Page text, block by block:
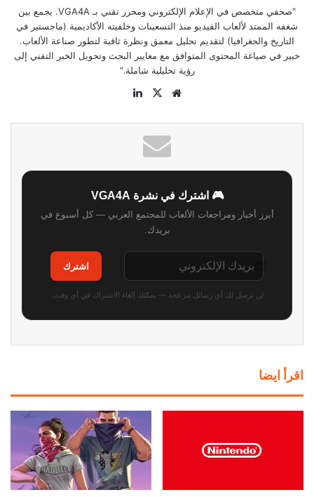
"صحفي متخصص في الإعلام الإلكتروني ومحرر تقني بـ VGA4A. يجمع بين
شغفه الممتد لألعاب الفيديو منذ التسعينات وخلفيته الأكاديمية (ماجستير في
التاريخ والجغرافيا) لتقديم تحليل معمق ونظرة ثاقبة لتطور صناعة الألعاب.
خبير في صياغة المحتوى المتوافق مع معايير البحث وتحويل الخبر التقني إلى
رؤية تحليلية شاملة."
موقع
‫X
🎮 اشترك في نشرة VGA4A
أبرز أخبار ومراجعات الألعاب للمجتمع العربي — كل أسبوع في
بريدك.
اشترك
لن نرسل لك أي رسائل مزعجة — يمكنك إلغاء الاشتراك في أي وقت.
اقرأ ايضا